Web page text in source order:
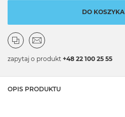
DO KOSZYKA
zapytaj o produkt +48 22 100 25 55
OPIS PRODUKTU